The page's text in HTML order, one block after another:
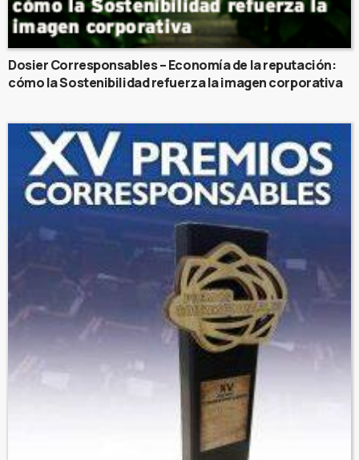
Dosier Corresponsables – Economía de la reputación:
cómo la Sostenibilidad refuerza la imagen corporativa